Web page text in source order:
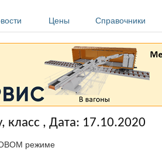
Цены Справочники
класс , Дата: 17.10.2020
режиме